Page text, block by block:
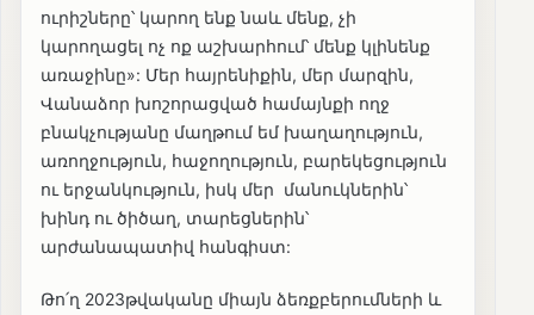
ուրիշները՝ կարող ենք նաև մենք, չի
կարողացել ոչ ոք աշխարհում՝ մենք կլինենք
առաջինը»: Մեր հայրենիքին, մեր մարզին,
Վանաձոր խոշորացված համայնքի ողջ
բնակչությանը մաղթում եմ խաղաղություն,
առողջություն, հաջողություն, բարեկեցություն
ու երջանկություն, իսկ մեր մանուկներին՝
խինդ ու ծիծաղ, տարեցներին՝
արժանապատիվ հանգիստ:
Թո՛ղ 2023թվականը միայն ձեռքբերումների և